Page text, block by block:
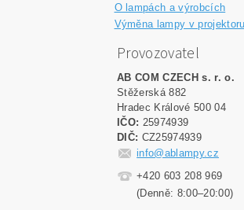
O lampách a výrobcích
Výměna lampy v projektoru
Provozovatel
AB COM CZECH s. r. o.
Stěžerská 882
Hradec Králové 500 04
IČO: 25974939
DIČ: CZ25974939
info@ablampy.cz
+420 603 208 969
(Denně: 8:00–20:00)